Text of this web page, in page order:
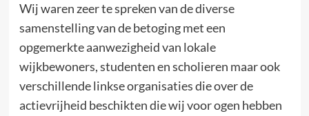
Wij waren zeer te spreken van de diverse
samenstelling van de betoging met een
opgemerkte aanwezigheid van lokale
wijkbewoners, studenten en scholieren maar ook
verschillende linkse organisaties die over de
actievrijheid beschikten die wij voor ogen hebben